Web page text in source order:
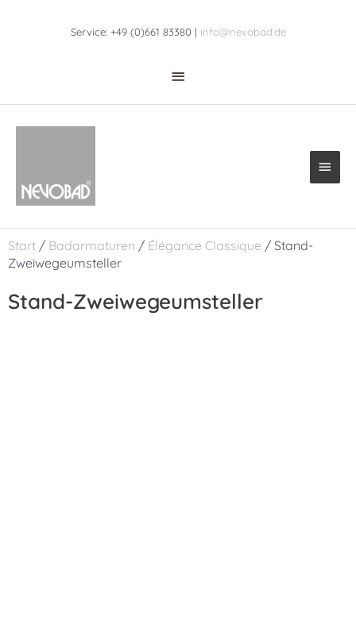
Service: +49 (0)661 83380 | info@nevobad.de
Header
Start / Badarmaturen / Élégance Classique / Stand-
Zweiwegeumsteller
Stand-Zweiwegeumsteller